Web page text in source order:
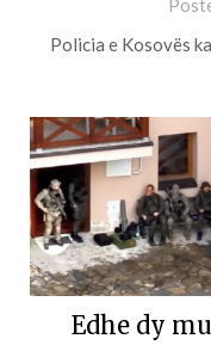
Policia e Kosovës
Edhe dy